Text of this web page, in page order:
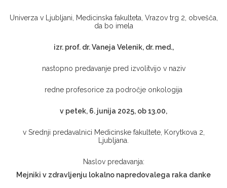
Univerza v Ljubljani, Medicinska fakulteta, Vrazov trg 2, obvešča,
da bo imela
izr. prof. dr. Vaneja Velenik, dr. med.,
nastopno predavanje pred izvolitvijo v naziv
redne profesorice za področje onkologija
v petek, 6. junija 2025, ob 13.00,
v Srednji predavalnici Medicinske fakultete, Korytkova 2,
Ljubljana.
Naslov predavanja:
Mejniki v zdravljenju lokalno napredovalega raka danke